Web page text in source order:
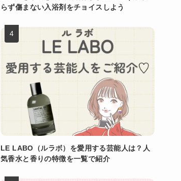
らず傷まない入浴剤をチョイスしよう
LE LABO（ルラボ）を愛用する芸能人は？人
気香水と香りの特徴を一覧で紹介